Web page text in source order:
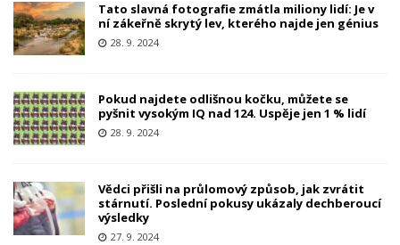
Tato slavná fotografie zmátla miliony lidí: Je v
ní zákeřně skrytý lev, kterého najde jen génius
28. 9. 2024
Pokud najdete odlišnou kočku, můžete se
pyšnit vysokým IQ nad 124. Uspěje jen 1 % lidí
28. 9. 2024
Vědci přišli na průlomový způsob, jak zvrátit
stárnutí. Poslední pokusy ukázaly dechberoucí
výsledky
27. 9. 2024